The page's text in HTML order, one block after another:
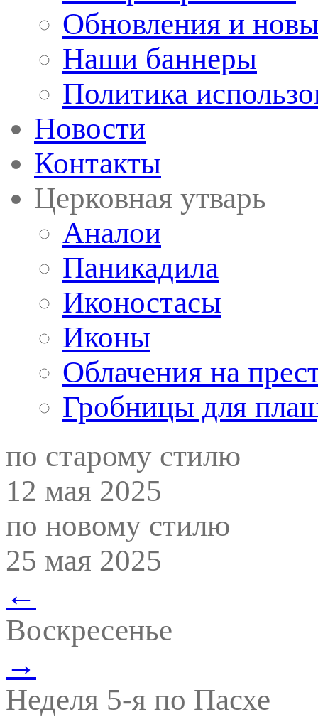
Обновления и
Наши баннеры
Политика
Новости
Контакты
Церковная утварь
Аналои
Паникадила
Иконостасы
Иконы
Облачения на
Гробницы для
по старому стилю
12 мая 2025
по новому стилю
25 мая 2025
←
Воскресенье
→
Неделя 5-я по Пасхе